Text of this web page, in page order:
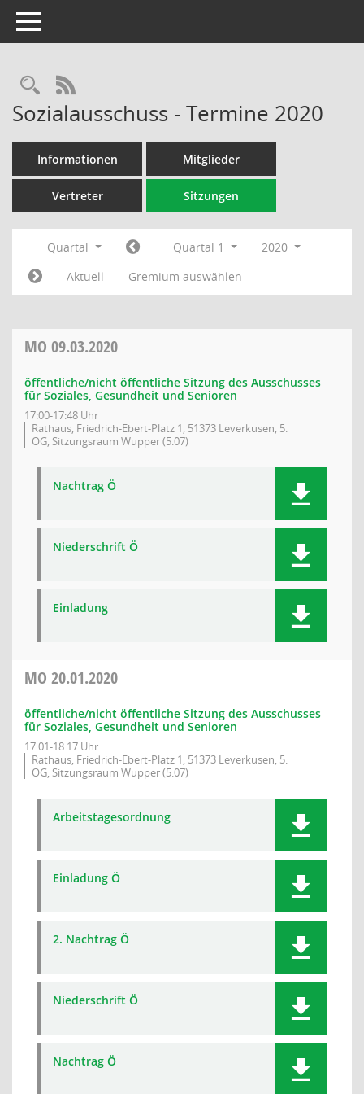
Toggle navigation
Rechercheauswahl
RSS-Feed
Sozialausschuss - Termine 2020
Informationen Mitglieder
Vertreter Sitzungen
Quartal Quartal 1
2020
Aktuell
Gremium auswählen
MO 09.03.2020
öffentliche/nicht öffentliche Sitzung des Ausschusses
für Soziales, Gesundheit und Senioren
17:00-17:48 Uhr
Rathaus, Friedrich-Ebert-Platz 1, 51373 Leverkusen, 5.
OG, Sitzungsraum Wupper (5.07)
Nachtrag Ö
Niederschrift Ö
Einladung
MO 20.01.2020
öffentliche/nicht öffentliche Sitzung des Ausschusses
für Soziales, Gesundheit und Senioren
17:01-18:17 Uhr
Rathaus, Friedrich-Ebert-Platz 1, 51373 Leverkusen, 5.
OG, Sitzungsraum Wupper (5.07)
Arbeitstagesordnung
Einladung Ö
2. Nachtrag Ö
Niederschrift Ö
Nachtrag Ö